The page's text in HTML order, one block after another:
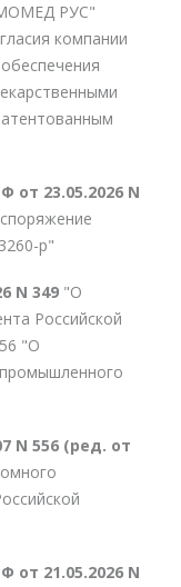
РУС"
компании
от 23.05.2026 N
р"
N 349 "О
Российской
"О
N 556 (ред. от
от 21.05.2026 N